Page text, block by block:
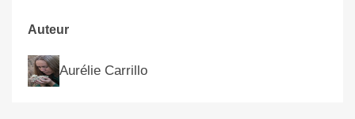
Auteur
Aurélie Carrillo